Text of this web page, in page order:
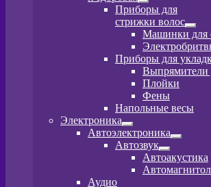
Развернутое
вложенное
меню
Приборы для
стрижки волос
Машинки для
Приборы для
Выпрямители
Плойки
Фены
Напольные весы
Электроника
Развернутое
вложенное
меню
Автоэлектроника
меню
Автозвук
Развернутое
вложенное
меню
Автоакустика
Аудио